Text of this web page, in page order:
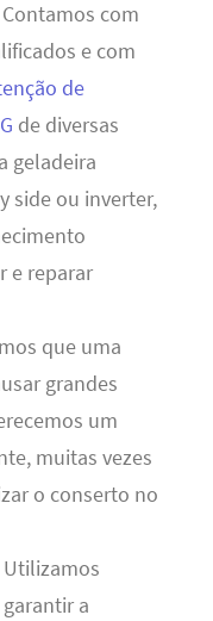
Contamos com
e com
de
de diversas
geladeira
side ou inverter,
e reparar
que uma
grandes
um
muitas vezes
o conserto no
Utilizamos
a